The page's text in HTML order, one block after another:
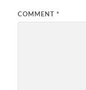
COMMENT *